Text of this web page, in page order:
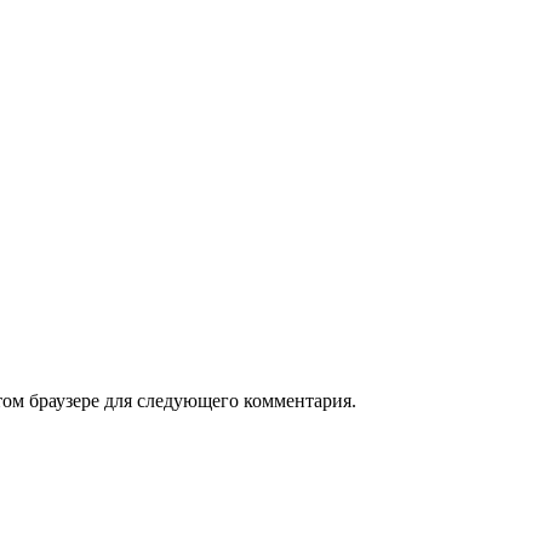
браузере для следующего комментария.